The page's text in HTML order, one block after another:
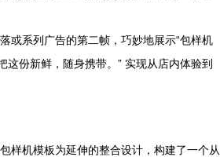
或系列广告的第二帧，巧妙地展示“包样机
这份新鲜，随身携带。” 实现从店内体验到
样机模板为延伸的整合设计，构建了一个从